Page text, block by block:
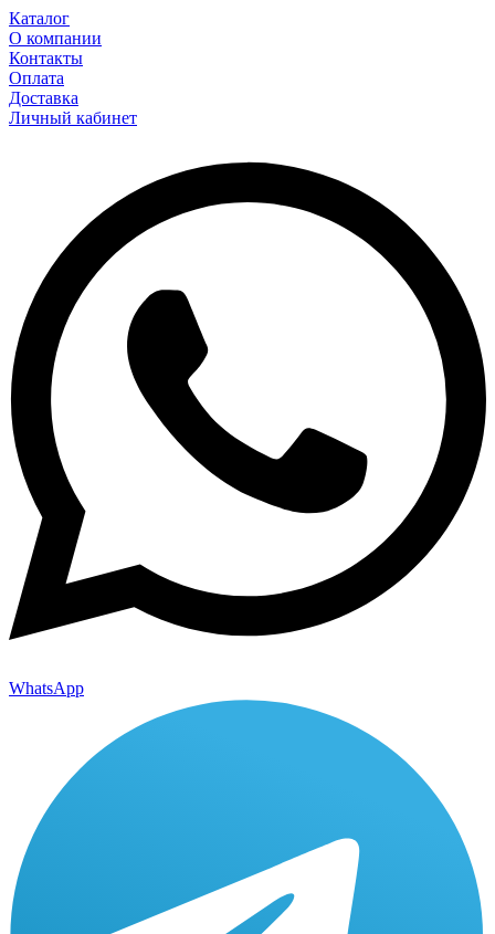
Каталог
О компании
Контакты
Оплата
Доставка
Личный кабинет
WhatsApp